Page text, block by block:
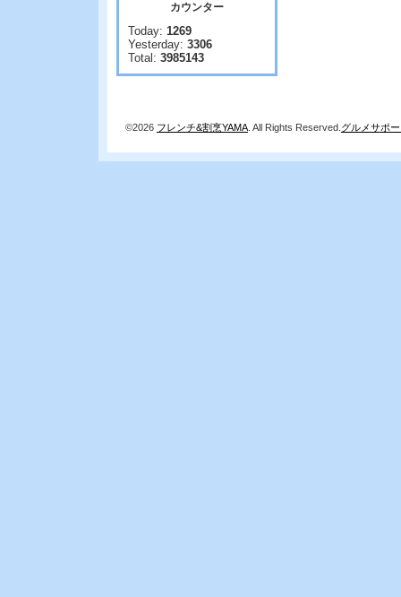
カウンター
Today: 1269
Yesterday: 3306
Total: 3985143
©2026 フレンチ&割烹YAMA . All Rights Reserved. グルメサポ